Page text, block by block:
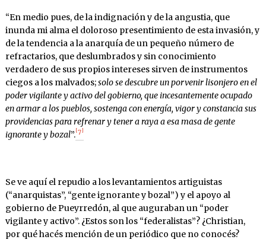
“En medio pues, de la indignación y de la angustia, que
inunda mi alma el doloroso presentimiento de esta invasión, y
de la tendencia a la anarquía de un pequeño número de
refractarios, que deslumbrados y sin conocimiento
verdadero de sus propios intereses sirven de instrumentos
ciegos a los malvados;solo se descubre un porvenir lisonjero en el
poder vigilante y activo del gobierno, que incesantemente ocupado
en armar a los pueblos, sostenga con energía, vigor y constancia sus
providencias para refrenar y tener a raya a esa masa de gente
ignorante y bozal”. [7]
Se ve aquí el repudio a los levantamientos artiguistas
(“anarquistas”, “gente ignorante y bozal”) y el apoyo al
gobierno de Pueyrredón, al que auguraban un “poder
vigilante y activo”. ¿Estos son los “federalistas”? ¿Christian,
por qué hacés mención de un periódico que no conocés?